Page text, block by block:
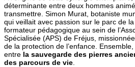
déterminante entre deux hommes
transmettre. Simon Murat, botaniste
qui veillait avec passion sur le parc de
formateur pédagogique au sein de
Spécialisée (APS) de Fréjus,
de la protection de l’enfance.
entre la sauvegarde des pierres
des parcours de vie